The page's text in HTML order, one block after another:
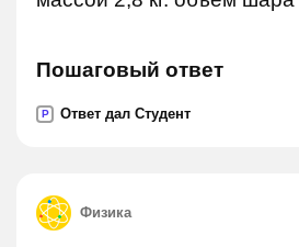
Пошаговый ответ
P Ответ дал Студент
Физика